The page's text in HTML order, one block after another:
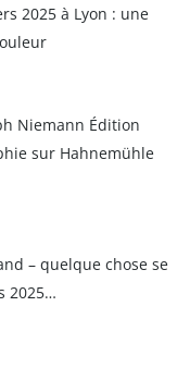
2025 à Lyon : une
Niemann Édition
sur Hahnemühle
– quelque chose se
2025…